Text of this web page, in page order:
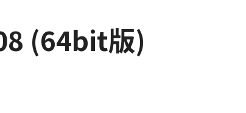
(64bit版)